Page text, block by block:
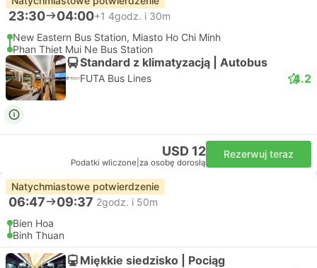
23:30 04:00+1 4godz. i 30m
New Eastern Bus Station, Miasto Ho Chi Minh
Phan Thiet Mui Ne Bus Station
Standard z klimatyzacją | Autobus
FUTA Bus Lines 4.2
USD 12
Podatki wliczone za osobę dorosłą
Rezerwuj teraz
Natychmiastowe potwierdzenie
06:47 09:37 2godz. i 50m
Bien Hoa
Binh Thuan
Miękkie siedzisko | Pociąg